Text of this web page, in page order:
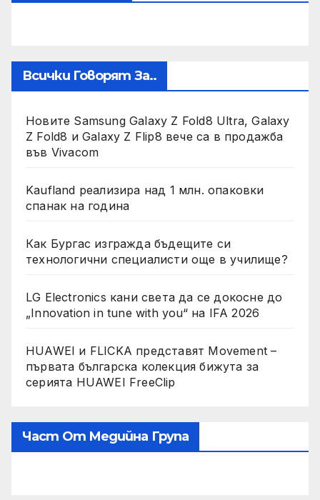
Всички Говорят За..
Новите Samsung Galaxy Z Fold8 Ultra, Galaxy
Z Fold8 и Galaxy Z Flip8 вече са в продажба
във Vivacom
Kaufland реализира над 1 млн. опаковки
спанак на година
Как Бургас изгражда бъдещите си
технологични специалисти още в училище?
LG Electronics кани света да се докосне до
„Innovation in tune with you“ на IFA 2026
HUAWEI и FLICKA представят Movement –
първата българска колекция бижута за
серията HUAWEI FreeClip
Част От Медийна Група